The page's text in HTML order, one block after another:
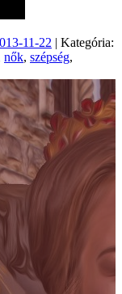
11-22 | Kategória:
nők, szépség,